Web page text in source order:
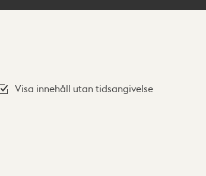
Visa innehåll utan tidsangivelse